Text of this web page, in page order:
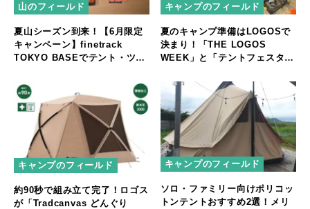
山のフィールド
夏山シーズン到来！【6月限定
キャンペーン】finetrack
TOKYO BASEでテント・ツエ
い”プレゼントを進呈
キャンプのフィールド
夏のキャンプ準備はLOGOSで
決まり！「THE LOGOS
WEEK」と「テントフェスタ」
キャンプのフィールド
約90秒で組み立て完了！ロゴス
が「Tradcanvas どんぐり
キャンプのフィールド
ソロ・ファミリー向けポリコッ
トンテントおすすめ2選！メリ